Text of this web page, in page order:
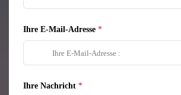
Ihre E-Mail-Adresse
Ihre Nachricht